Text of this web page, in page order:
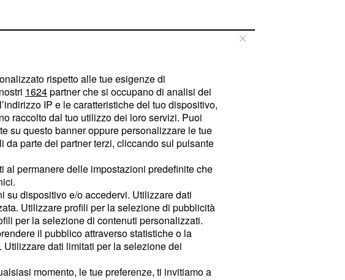
rispetto alle tue esigenze di
1624partner che si occupano di analisi dei
IP e le caratteristiche del tuo dispositivo,
raccolto dal tuo utilizzo dei loro servizi. Puoi
su questo banner oppure personalizzare le tue
parte dei partner terzi, cliccando sul pulsante
al permanere delle impostazioni predefinite che
su dispositivo e/o accedervi. Utilizzare dati
Utilizzare profili per la selezione di pubblicità
per la selezione di contenuti personalizzati.
il pubblico attraverso statistiche o la
dati limitati per la selezione dei
momento, le tue preferenze, ti invitiamo a